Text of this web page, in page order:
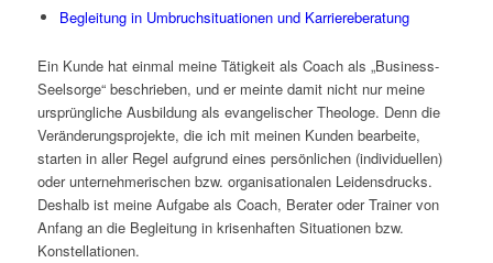
Begleitung in Umbruchsituationen und Karriereberatung
Ein Kunde hat einmal meine Tätigkeit als Coach als „Business-
Seelsorge“ beschrieben, und er meinte damit nicht nur meine
ursprüngliche Ausbildung als evangelischer Theologe. Denn die
Veränderungsprojekte, die ich mit meinen Kunden bearbeite,
starten in aller Regel aufgrund eines persönlichen (individuellen)
oder unternehmerischen bzw. organisationalen Leidensdrucks.
Deshalb ist meine Aufgabe als Coach, Berater oder Trainer von
Anfang an die Begleitung in krisenhaften Situationen bzw.
Konstellationen.